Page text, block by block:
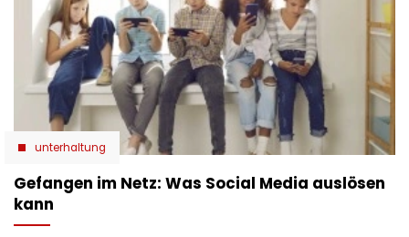
unterhaltung
Gefangen im Netz: Was Social Media auslösen
kann